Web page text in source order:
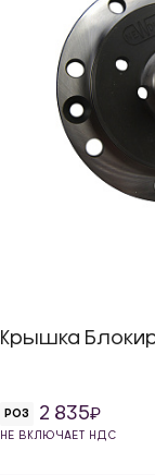
Крышка
РОЗ 2 835
НЕ ВКЛЮЧАЕТ НДС